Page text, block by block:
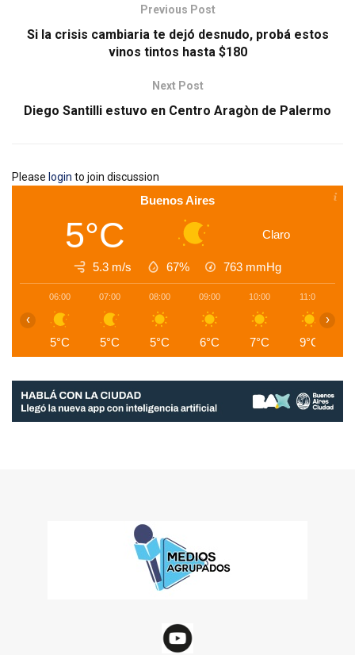
Previous Post
Si la crisis cambiaria te dejó desnudo, probá estos
vinos tintos hasta $180
Next Post
Diego Santilli estuvo en Centro Aragòn de Palermo
Please login to join discussion
Buenos Aires
5°C Claro
5.3 m/s 67% 763 mmHg
06:00
5°C
07:00
5°C
08:00
5°C
09:00
6°C
10:00
7°C
11:00
9°C
‹ ›